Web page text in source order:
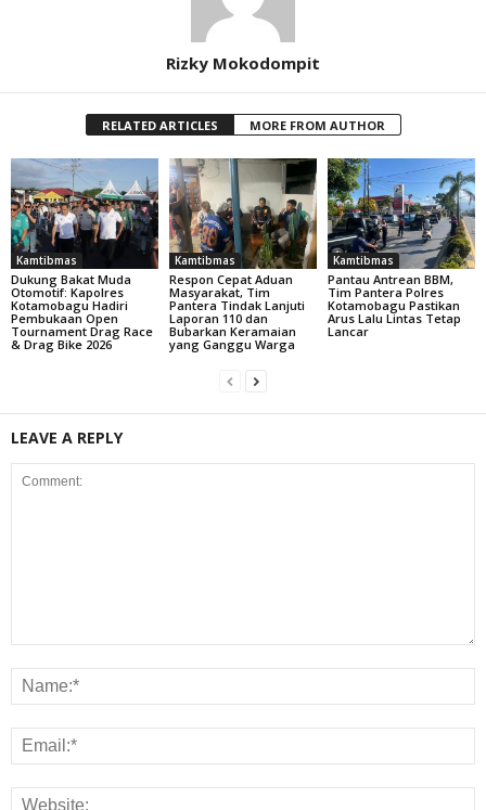
Rizky Mokodompit
RELATED ARTICLES MORE FROM AUTHOR
Kamtibmas
Dukung Bakat Muda
Otomotif: Kapolres
Kotamobagu Hadiri
Pembukaan Open
Tournament Drag Race
& Drag Bike 2026
Kamtibmas
Respon Cepat Aduan
Masyarakat, Tim
Pantera Tindak Lanjuti
Laporan 110 dan
Bubarkan Keramaian
yang Ganggu Warga
Kamtibmas
Pantau Antrean BBM,
Tim Pantera Polres
Kotamobagu Pastikan
Arus Lalu Lintas Tetap
Lancar
LEAVE A REPLY